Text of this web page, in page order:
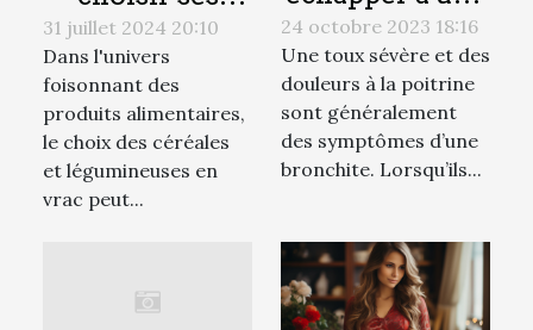
céréales et
légumineuses
en vrac
31 juillet 2024 20:10
Dans l'univers
foisonnant des
produits alimentaires,
le choix des céréales
et légumineuses en
vrac peut...
bronchite des
voies
respiratoires ?
24 octobre 2023 18:16
Une toux sévère et des
douleurs à la poitrine
sont généralement
des symptômes d’une
bronchite. Lorsqu’ils...